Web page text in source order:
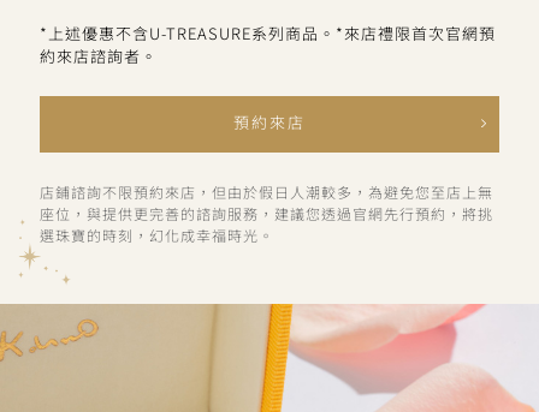
*上述優惠不含U-TREASURE系列商品。*來店禮限首次官網預
約來店諮詢者。
預約來店
店鋪諮詢不限預約來店，但由於假日人潮較多，為避免您至店上無
座位，與提供更完善的諮詢服務，建議您透過官網先行預約，將挑
選珠寶的時刻，幻化成幸福時光。